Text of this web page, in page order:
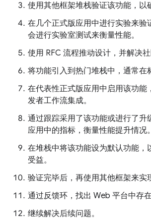
使用其他框架堆栈验证该功能，以
在几个正式版应用中进行实验来验
会进行实验室测试来衡量性能。
使用 RFC 流程推动设计，并解决社
将功能引入到热门堆栈中，通常在
在代表性正式版应用中启用该功能
发者工作流集成。
通过跟踪采用了该功能或进行了升
应用中的指标，衡量性能提升情况。
在堆栈中将该功能设为默认功能，
受益。
验证完毕后，再使用其他框架来实
通过反馈环，找出 Web 平台中存在
继续解决后续问题。